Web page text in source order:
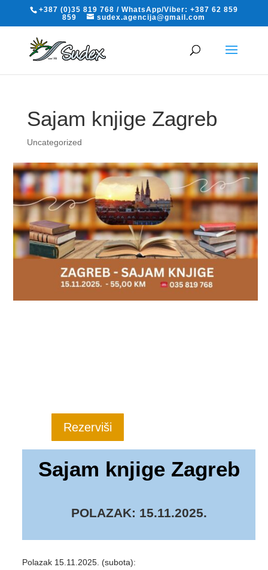
+387 (0)35 819 768 / WhatsApp/Viber: +387 62 859
859
sudex.agencija@gmail.com
Sajam knjige Zagreb
Uncategorized
Rezerviši
Sajam knjige Zagreb
POLAZAK: 15.11.2025.
Polazak 15.11.2025. (subota):